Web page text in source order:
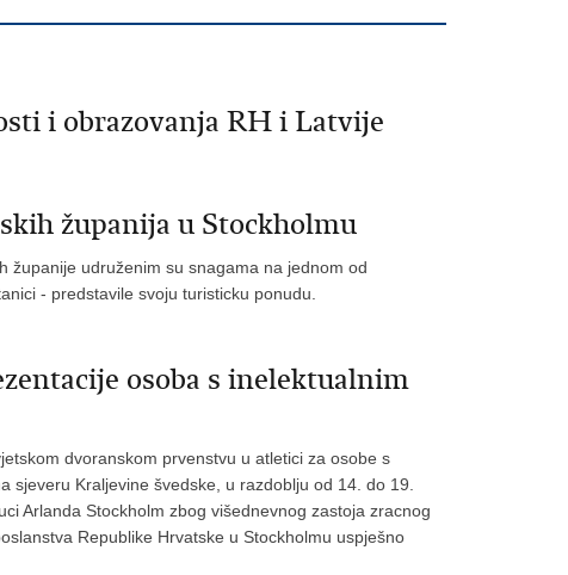
i obrazovanja RH i Latvije
županija u Stockholmu
županije udruženim su snagama na jednom od
- predstavile svoju turisticku ponudu.
osoba s inelektualnim
dvoranskom prvenstvu u atletici za osobe s
sjeveru Kraljevine švedske, u razdoblju od 14. do 19.
Arlanda Stockholm zbog višednevnog zastoja zracnog
Republike Hrvatske u Stockholmu uspješno